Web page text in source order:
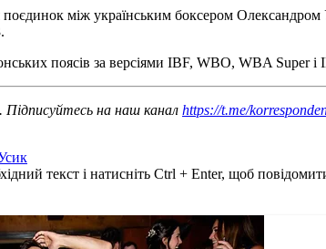
між українським боксером
поясів за версіями IBF, WBO, WBA Super і
Підписуйтесь на наш канал https://t.me/
текст і натисніть Ctrl + Enter, щоб